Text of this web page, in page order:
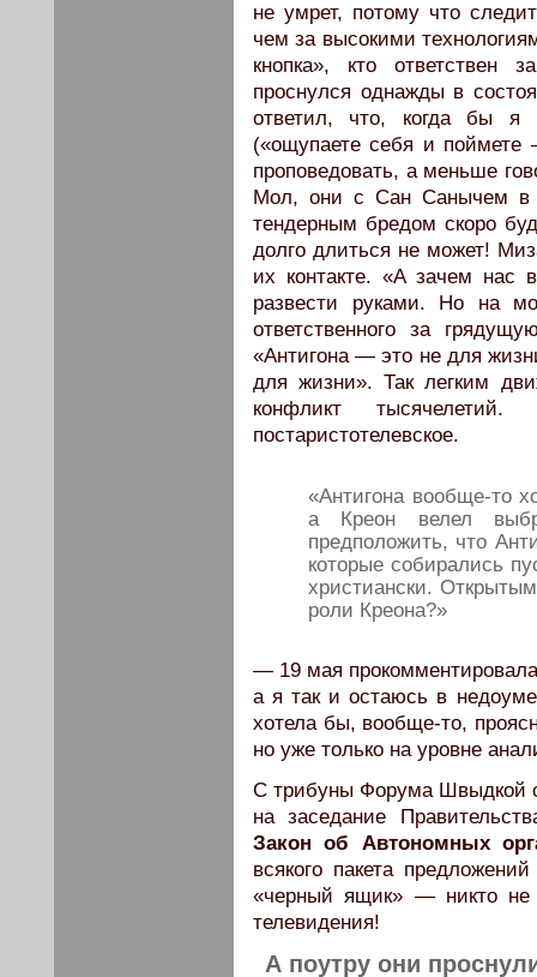
не умрет, потому что
чем за высокими
кнопка», кто ответствен
проснулся однажды в
ответил, что, когда бы я
(«ощупаете себя и
проповедовать, а меньше
Мол, они с Сан Санычем в
тендерным бредом скоро
долго длиться не может!
их контакте. «А зачем нас
развести руками. Но на
ответственного за
«Антигона — это не для
для жизни». Так легким
конфликт
постаристотелевское.
«Антигона вообще-то
а Креон велел
предположить, что
которые собирались
христиански.
роли Креона?»
— 19 мая
а я так и остаюсь в
хотела бы, вообще-то,
но уже только на уровне
С трибуны Форума Швыдкой
на заседание
Закон об Автономных
всякого пакета
«черный ящик» — никто не
телевидения!
А поутру они